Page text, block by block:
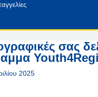
σας
2025